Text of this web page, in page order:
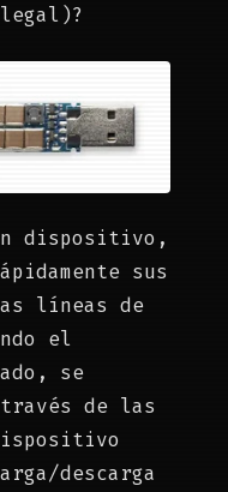
dispositivo,
sus
líneas de
el
se
través de las
descarga